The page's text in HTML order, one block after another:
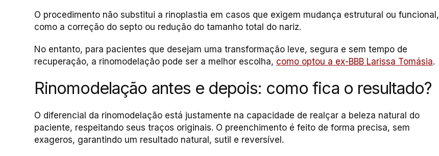
O procedimento não substitui a rinoplastia em casos que exigem mudança estrutural ou funcional,
como a correção do septo ou redução do tamanho total do nariz.
No entanto, para pacientes que desejam uma transformação leve, segura e sem tempo de
recuperação, a rinomodelação pode ser a melhor escolha, como optou a ex-BBB Larissa Tomásia.
Rinomodelação antes e depois: como fica o resultado?
O diferencial da rinomodelação está justamente na capacidade de realçar a beleza natural do
paciente, respeitando seus traços originais. O preenchimento é feito de forma precisa, sem
exageros, garantindo um resultado natural, sutil e reversível.